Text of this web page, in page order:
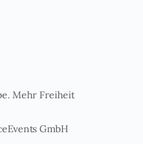
Mehr Freiheit
GmbH